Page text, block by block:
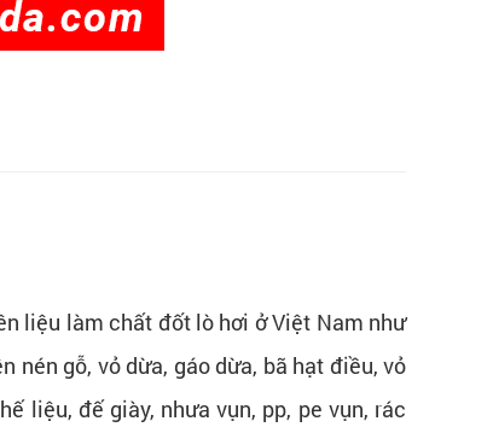
liệu làm chất đốt lò hơi ở Việt Nam như
nén gỗ, vỏ dừa, gáo dừa, bã hạt điều, vỏ
liệu, đế giày, nhưa vụn, pp, pe vụn, rác